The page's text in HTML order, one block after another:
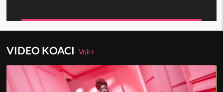
VIDEO KOACIVoir+